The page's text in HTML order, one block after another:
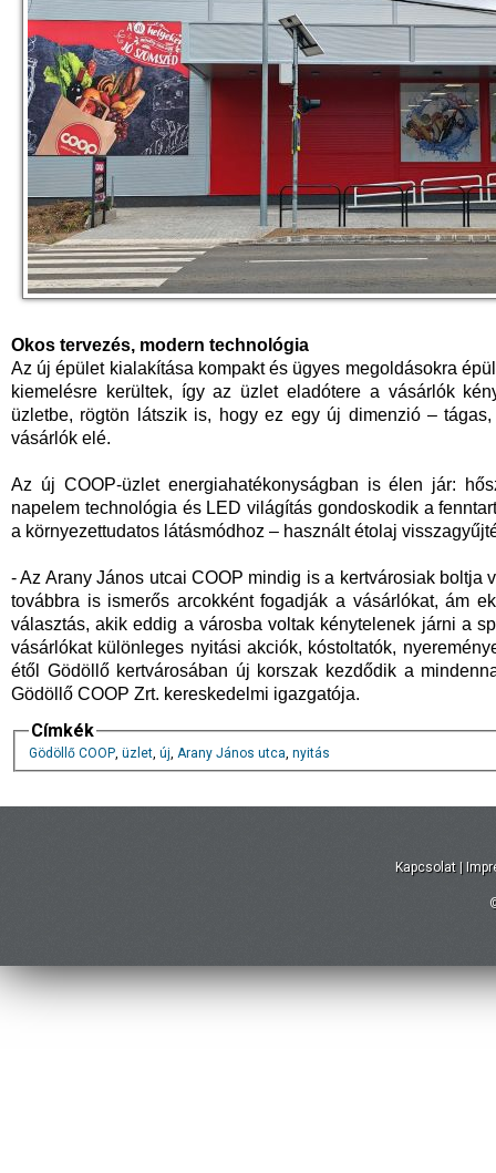
Okos tervezés, modern technológia
Az új épület kialakítása kompakt és ügyes megoldásokra
kiemelésre kerültek, így az üzlet eladótere a vásárlók
üzletbe, rögtön látszik is, hogy ez egy új dimenzió –
vásárlók elé.
Az új COOP-üzlet energiahatékonyságban is élen jár:
napelem technológia és LED világítás gondoskodik a
a környezettudatos látásmódhoz – használt étolaj
- Az Arany János utcai COOP mindig is a kertvárosiak boltja
továbbra is ismerős arcokként fogadják a vásárlókat, ám
választás, akik eddig a városba voltak kénytelenek járni a
vásárlókat különleges nyitási akciók, kóstoltatók,
étől Gödöllő kertvárosában új korszak kezdődik a
Gödöllő COOP Zrt. kereskedelmi igazgatója.
Címkék
Gödöllő COOP, üzlet, új, Arany János utca, nyitás
Kapcsolat |